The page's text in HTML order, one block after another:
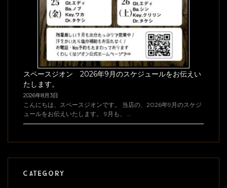
スペースジオン 2026年9月のスケジュールをお伝えい
たします。
2026年8月3日
こんにちは、スペースジオンです。 当店の、2026年9月のスケジ
ュールをお伝えいたします。 9月も、 …
CATEGORY